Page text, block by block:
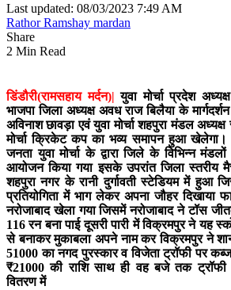
Last updated: 08/03/2023 7:49 AM
Rathor Ramshay mardan
Share
2 Min Read
डिंडौरी(रामसहाय मर्दन)| युवा मोर्चा प्रदेश
भाजपा जिला अध्यक्ष अवध राज बिलैया के मार्गदर्शन
अविनाश छावड़ा एवं युवा मोर्चा शहपुरा मंडल
मोर्चा क्रिकेट कप का भव्य समापन हुआ खेलेगा।
जनता युवा मोर्चा के द्वारा जिले के विभिन्न
आयोजन किया गया इसके उपरांत जिला स्तरीय
शहपुरा नगर के रानी दुर्गावती स्टेडियम में हुआ
प्रतियोगिता में भाग लेकर अपना जौहर दिखाया
नरोजाबाद खेला गया जिसमें नरोजाबाद ने टॉस
116 रन बना पाई दूसरी पारी में विक्रमपुर ने यह
से बनाकर मुकाबला अपने नाम कर विक्रमपुर ने
51000 का नगद पुरस्कार व विजेता ट्रॉफी पर
₹21000 की राशि साथ ही वह बजे तक ट्रॉफी
वितरण में